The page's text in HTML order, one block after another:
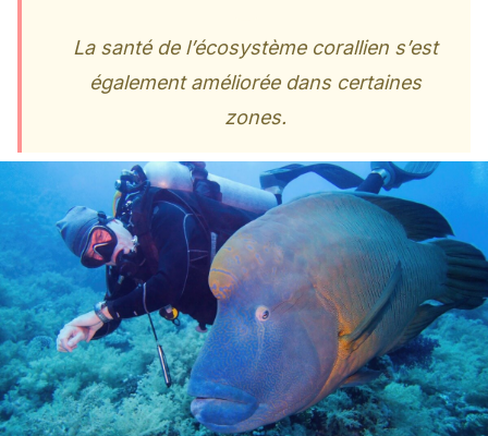
La santé de l’écosystème corallien s’est
également améliorée dans certaines
zones.